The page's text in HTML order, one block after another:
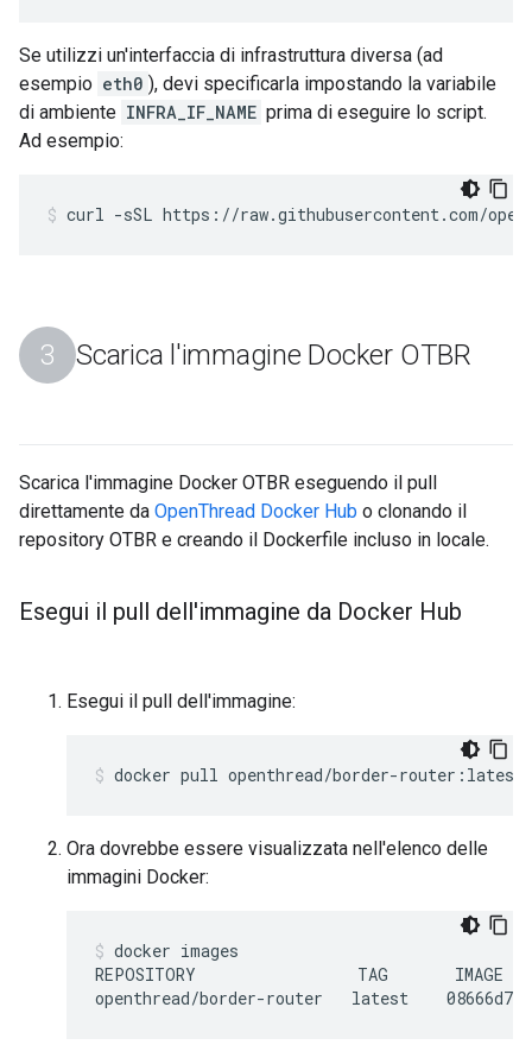
Se utilizzi un'interfaccia di infrastruttura diversa (ad
esempio eth0 ), devi specificarla impostando la variabile
di ambiente INFRA_IF_NAME prima di eseguire lo script.
Ad esempio:
curl -sSL https://raw.githubusercontent.com/
Scarica l'immagine Docker OTBR
Scarica l'immagine Docker OTBR eseguendo il pull
direttamente da OpenThread Docker Hub o clonando il
repository OTBR e creando il Dockerfile incluso in locale.
Esegui il pull dell'immagine da Docker Hub
Esegui il pull dell'immagine:
docker pull openthread/border-router:latest
Ora dovrebbe essere visualizzata nell'elenco delle
immagini Docker:
docker images
REPOSITORY                 TAG       IMAGE